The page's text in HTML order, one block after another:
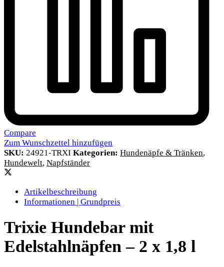
Compare
Zum Wunschzettel hinzufügen
SKU: 24921-TRXI Kategorien: Hundenäpfe & Tränken,
Hundewelt, Napfständer
Artikelbeschreibung
Informationen | Grundpreis
Trixie Hundebar mit
Edelstahlnäpfen – 2 x 1,8 l